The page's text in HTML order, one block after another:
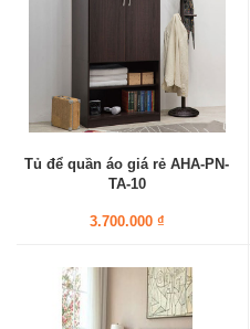
Tủ để quần áo giá rẻ AHA-PN-
TA-10
3.700.000 ₫